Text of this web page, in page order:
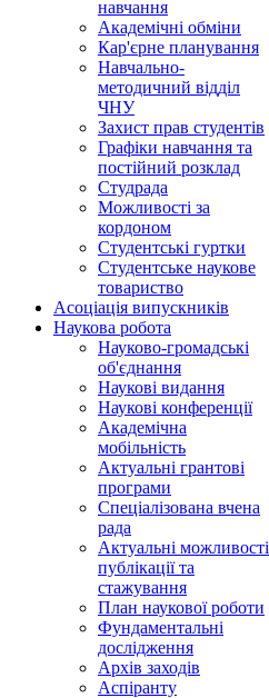
навчання
Академічні обміни
Кар'єрне планування
Навчально-
методичний відділ
ЧНУ
Захист прав студентів
Графіки навчання та
постійний розклад
Студрада
Можливості за
кордоном
Студентські гуртки
Студентське наукове
товариство
Асоціація випускників
Наукова робота
Науково-громадські
об'єднання
Наукові видання
Наукові конференції
Академічна
мобільність
Актуальні грантові
програми
Спеціалізована вчена
рада
Актуальні можливості
публікації та
стажування
План наукової роботи
Фундаментальні
дослідження
Архів заходів
Аспіранту